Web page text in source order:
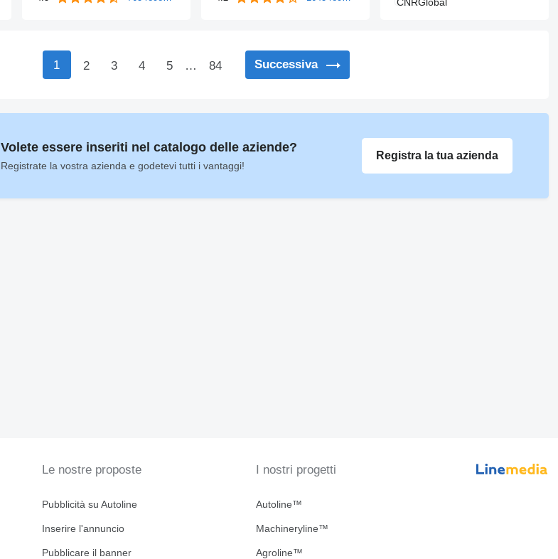
1 2 3 4 5 … 84 Successiva
Volete essere inseriti nel catalogo delle aziende?
Registrate la vostra azienda e godetevi tutti i vantaggi!
Registra la tua azienda
Le nostre proposte
Pubblicità su Autoline
Inserire l'annuncio
Pubblicare il banner
I nostri progetti
Autoline™
Machineryline™
Agroline™